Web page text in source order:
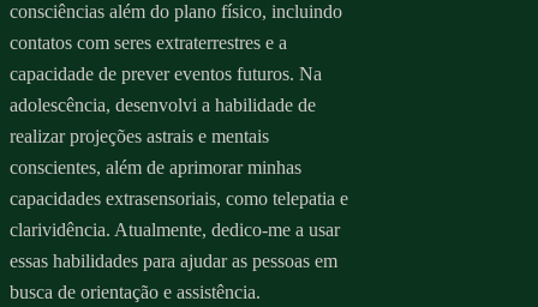
consciências além do plano físico, incluindo
contatos com seres extraterrestres e a
capacidade de prever eventos futuros. Na
adolescência, desenvolvi a habilidade de
realizar projeções astrais e mentais
conscientes, além de aprimorar minhas
capacidades extrasensoriais, como telepatia e
clarividência. Atualmente, dedico-me a usar
essas habilidades para ajudar as pessoas em
busca de orientação e assistência.